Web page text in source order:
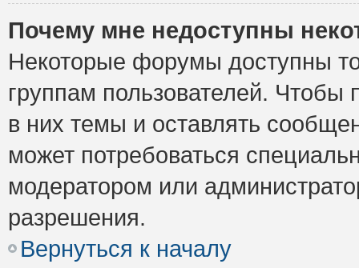
Почему мне недоступны
Некоторые форумы доступны
группам пользователей. Чтобы
в них темы и оставлять
может потребоваться
модератором или
разрешения.
Вернуться к началу